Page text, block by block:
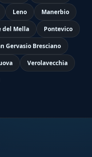
Leno Manerbio
del Mella Pontevico
Gervasio Bresciano
Verolavecchia